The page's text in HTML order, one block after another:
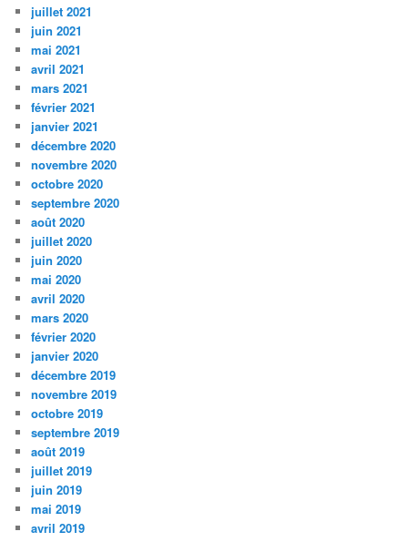
juillet 2021
juin 2021
mai 2021
avril 2021
mars 2021
février 2021
janvier 2021
décembre 2020
novembre 2020
octobre 2020
septembre 2020
août 2020
juillet 2020
juin 2020
mai 2020
avril 2020
mars 2020
février 2020
janvier 2020
décembre 2019
novembre 2019
octobre 2019
septembre 2019
août 2019
juillet 2019
juin 2019
mai 2019
avril 2019